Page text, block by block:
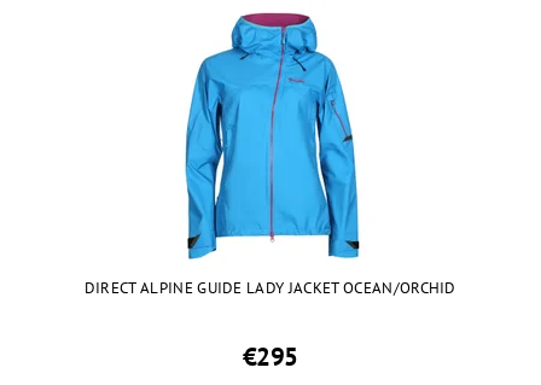
DIRECT ALPINE GUIDE LADY JACKET OCEAN/ORCHID
€295